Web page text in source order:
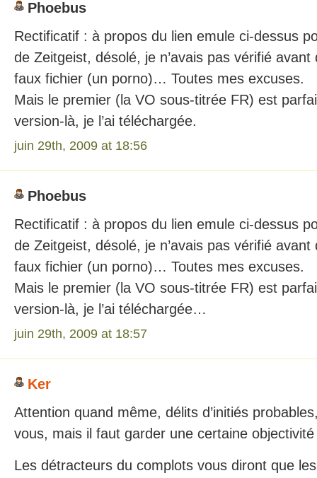
Phoebus
Rectificatif : à propos du lien emule ci-dessus
de Zeitgeist, désolé, je n’avais pas vérifié avant
faux fichier (un porno)… Toutes mes excuses.
Mais le premier (la VO sous-titrée FR) est
version-là, je l’ai téléchargée.
juin 29th, 2009 at 18:56
Phoebus
Rectificatif : à propos du lien emule ci-dessus
de Zeitgeist, désolé, je n’avais pas vérifié avant
faux fichier (un porno)… Toutes mes excuses.
Mais le premier (la VO sous-titrée FR) est
version-là, je l’ai téléchargée…
juin 29th, 2009 at 18:57
Ker
Attention quand même, délits d’initiés
vous, mais il faut garder une certaine
Les détracteurs du complots vous diront que